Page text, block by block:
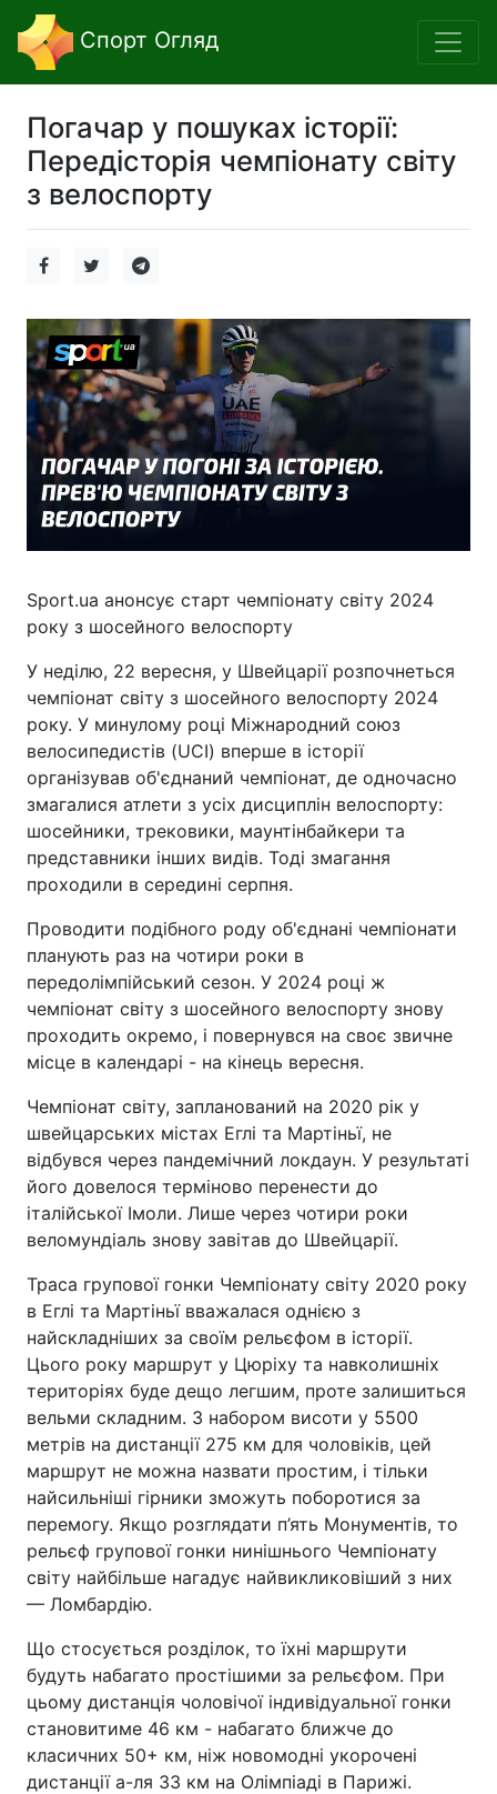
Спорт Огляд
Погачар у пошуках історії:
Передісторія чемпіонату світу
з велоспорту
Sport.ua анонсує старт чемпіонату світу 2024
року з шосейного велоспорту
У неділю, 22 вересня, у Швейцарії розпочнеться
чемпіонат світу з шосейного велоспорту 2024
року. У минулому році Міжнародний союз
велосипедистів (UCI) вперше в історії
організував об'єднаний чемпіонат, де одночасно
змагалися атлети з усіх дисциплін велоспорту:
шосейники, трековики, маунтінбайкери та
представники інших видів. Тоді змагання
проходили в середині серпня.
Проводити подібного роду об'єднані чемпіонати
планують раз на чотири роки в
передолімпійський сезон. У 2024 році ж
чемпіонат світу з шосейного велоспорту знову
проходить окремо, і повернувся на своє звичне
місце в календарі - на кінець вересня.
Чемпіонат світу, запланований на 2020 рік у
швейцарських містах Еглі та Мартіньї, не
відбувся через пандемічний локдаун. У результаті
його довелося терміново перенести до
італійської Імоли. Лише через чотири роки
веломундіаль знову завітав до Швейцарії.
Траса групової гонки Чемпіонату світу 2020 року
в Еглі та Мартіньї вважалася однією з
найскладніших за своїм рельєфом в історії.
Цього року маршрут у Цюріху та навколишніх
територіях буде дещо легшим, проте залишиться
вельми складним. З набором висоти у 5500
метрів на дистанції 275 км для чоловіків, цей
маршрут не можна назвати простим, і тільки
найсильніші гірники зможуть поборотися за
перемогу. Якщо розглядати п’ять Монументів, то
рельєф групової гонки нинішнього Чемпіонату
світу найбільше нагадує найвикликовіший з них
— Ломбардію.
Що стосується розділок, то їхні маршрути
будуть набагато простішими за рельєфом. При
цьому дистанція чоловічої індивідуальної гонки
становитиме 46 км - набагато ближче до
класичних 50+ км, ніж новомодні укорочені
дистанції а-ля 33 км на Олімпіаді в Парижі.